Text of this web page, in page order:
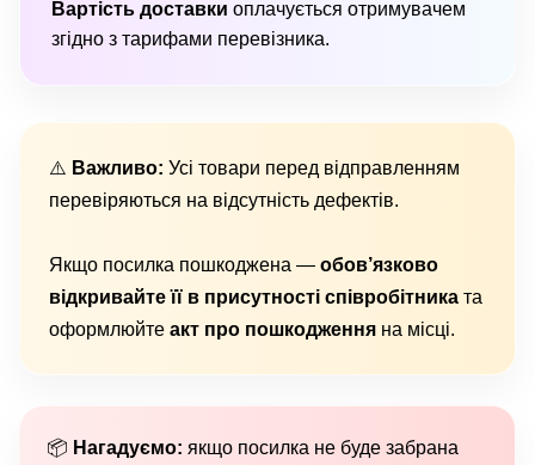
Вартість доставки оплачується отримувачем
згідно з тарифами перевізника.
⚠️ Важливо: Усі товари перед відправленням
перевіряються на відсутність дефектів.
Якщо посилка пошкоджена — обов’язково
відкривайте її в присутності співробітника та
оформлюйте акт про пошкодження на місці.
📦 Нагадуємо: якщо посилка не буде забрана